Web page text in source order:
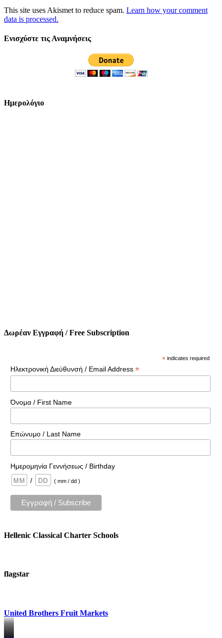
This site uses Akismet to reduce spam. Learn how your comment
data is processed.
Ενισχύστε τις Αναμνήσεις
Ημερολόγιο
Δωρέαν Εγγραφή / Free Subscription
* indicates required
Ηλεκτρονική Διεύθυνσή / Email Address *
Όνομα / First Name
Επώνυμο / Last Name
Ημερομηνία Γεννήσεως / Birthday
/
( mm / dd )
Hellenic Classical Charter Schools
flagstar
United Brothers Fruit Markets